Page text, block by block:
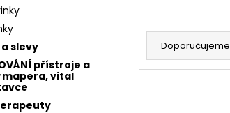
slevy
přístroje a
vital
Ř
z
Doporučujeme
PRO DERMAPERO
DERMAQUATRO 36